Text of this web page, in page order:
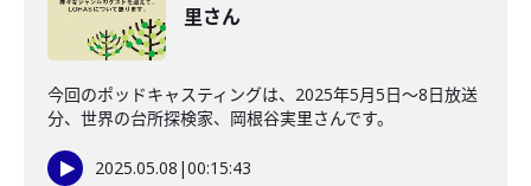
里さん
今回のポッドキャスティングは、2025年5月5日～8日放送
分、世界の台所探検家、岡根谷実里さんです。
2025.05.08 |00:15:43